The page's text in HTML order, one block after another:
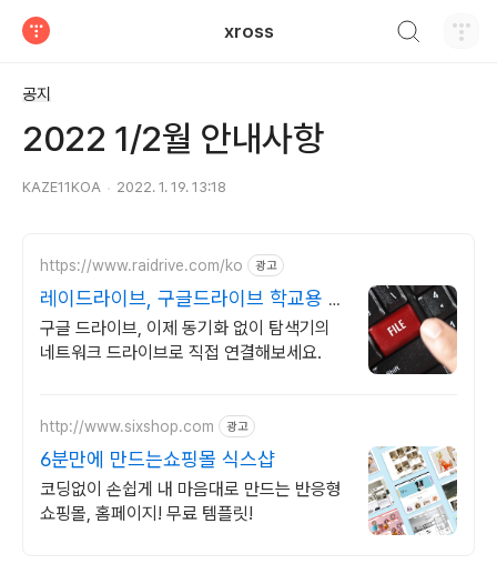
xross
공지
2022 1/2월 안내사항
KAZE11KOA 2022. 1. 19. 13:18
https://www.raidrive.com/ko 광고
레이드라이브, 구글드라이브 학교용 무
료제공
구글 드라이브, 이제 동기화 없이 탐색기의
네트워크 드라이브로 직접 연결해보세요.
http://www.sixshop.com 광고
6분만에 만드는쇼핑몰 식스샵
코딩없이 손쉽게 내 마음대로 만드는 반응형
쇼핑몰, 홈페이지! 무료 템플릿!